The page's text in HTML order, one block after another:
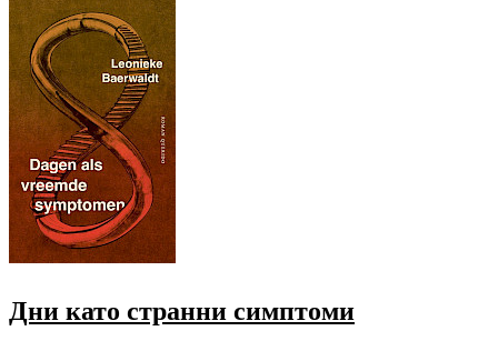
Дни като странни симптоми